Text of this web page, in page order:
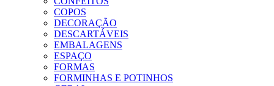
COPOS
DECORAÇÃO
DESCARTÁVEIS
EMBALAGENS
ESPAÇO
FORMAS
FORMINHAS E POTINHOS